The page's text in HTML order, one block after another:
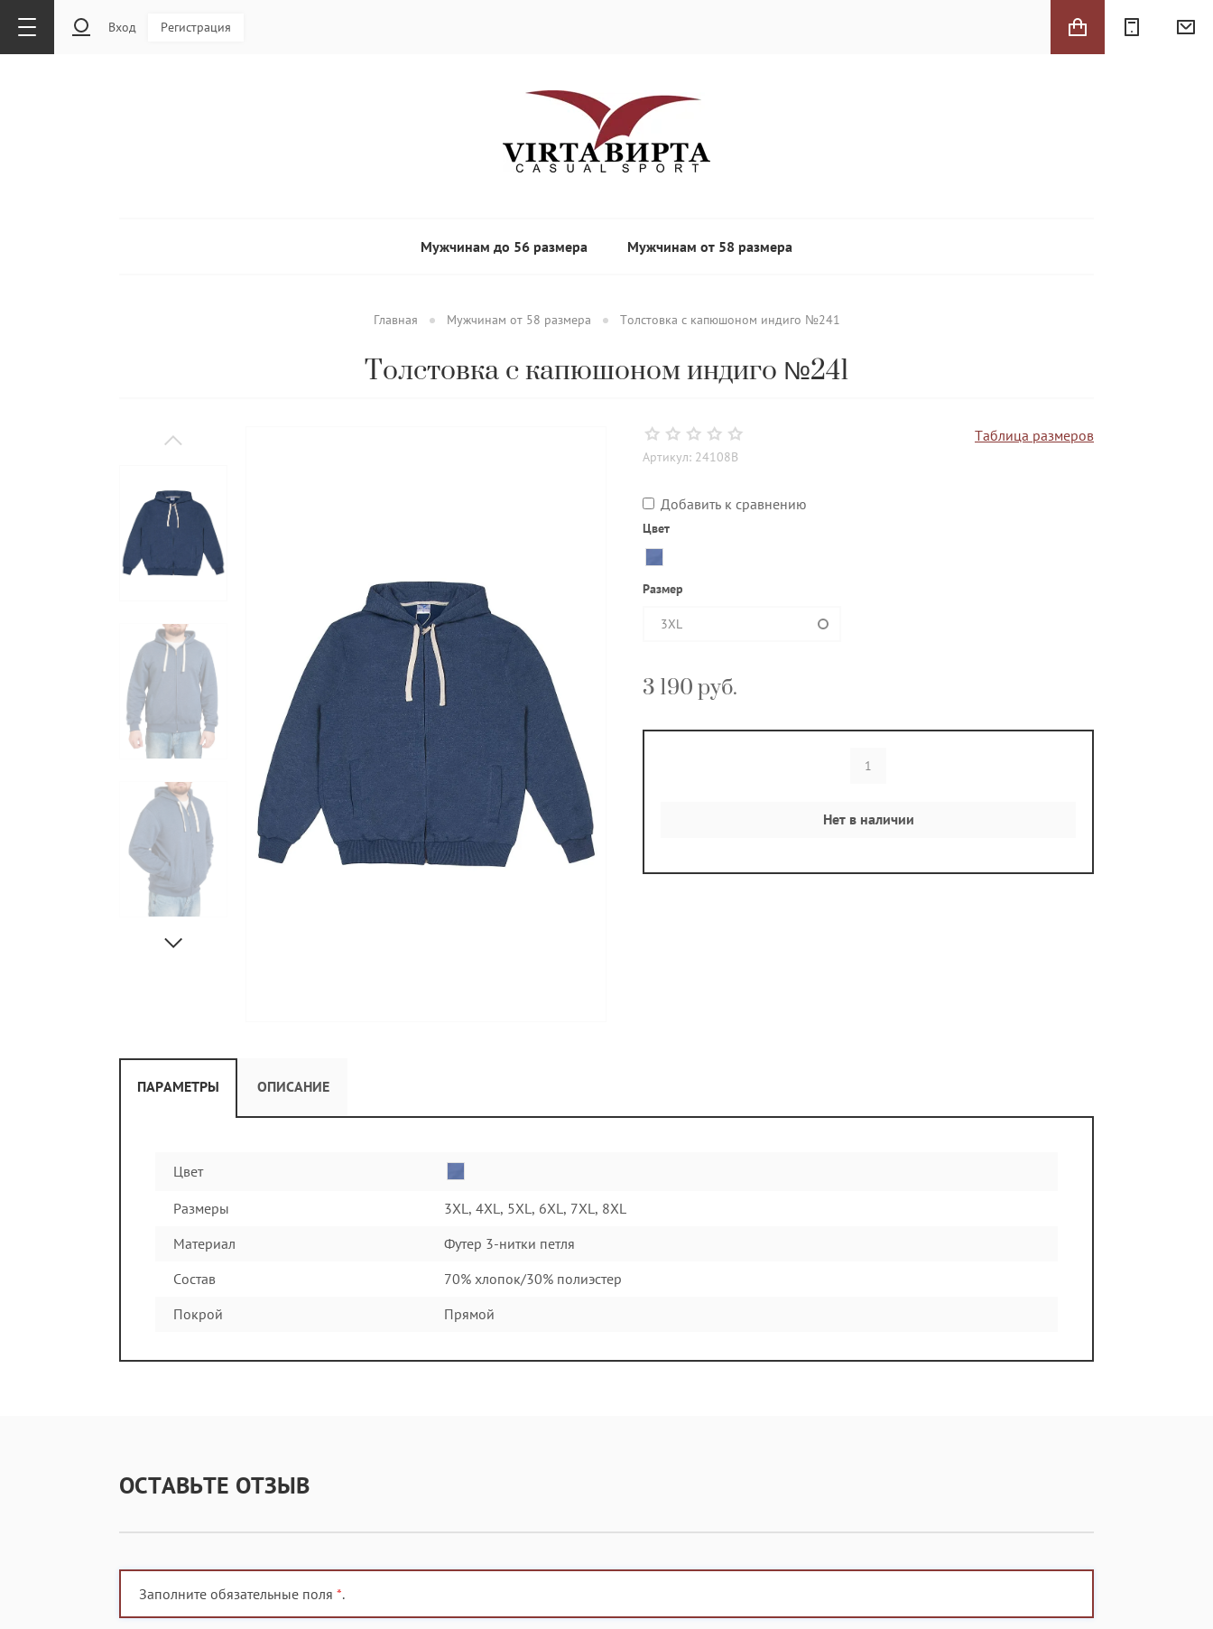
Вход Регистрация
Мужчинам до 56 размера Мужчинам от 58 размера
Главная Мужчинам от 58 размера Толстовка с капюшоном индиго №241
Толстовка с капюшоном индиго №241
Артикул: 24108В
Таблица размеров
Добавить к сравнению
Цвет
Размер
3XL
3 190 руб.
Нет в наличии
ПАРАМЕТРЫ ОПИСАНИЕ
Цвет
Размеры
3XL, 4XL, 5XL, 6XL, 7XL, 8XL
Материал
Футер 3-нитки петля
Состав
70% хлопок/30% полиэстер
Покрой
Прямой
ОСТАВЬТЕ ОТЗЫВ
Заполните обязательные поля *.